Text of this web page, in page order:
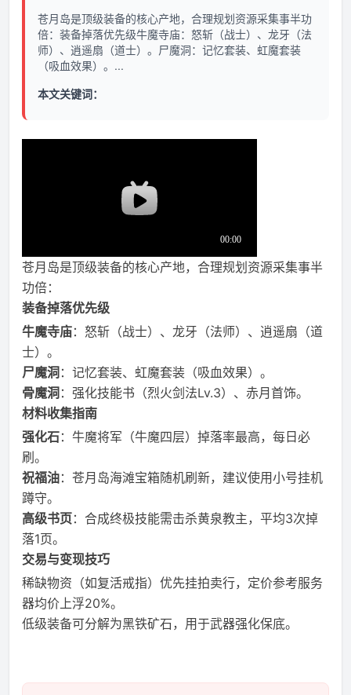
苍月岛是顶级装备的核心产地，合理规划资源采集事半功
倍：装备掉落优先级牛魔寺庙：怒斩（战士）、龙牙（法
师）、逍遥扇（道士）。尸魔洞：记忆套装、虹魔套装
（吸血效果）。...
本文关键词：
苍月岛是顶级装备的核心产地，合理规划资源采集事半
功倍：
装备掉落优先级
牛魔寺庙：怒斩（战士）、龙牙（法师）、逍遥扇（道
士）。
尸魔洞 ：记忆套装、虹魔套装（吸血效果）。
骨魔洞 ：强化技能书（烈火剑法Lv.3）、赤月首饰。
材料收集指南
强化石：牛魔将军（牛魔四层）掉落率最高，每日必
刷。
祝福油：苍月岛海滩宝箱随机刷新，建议使用小号挂机
蹲守。
高级书页：合成终极技能需击杀黄泉教主，平均3次掉
落1页。
交易与变现技巧
稀缺物资（如复活戒指）优先挂拍卖行，定价参考服务
器均价上浮20%。
低级装备可分解为黑铁矿石，用于武器强化保底。